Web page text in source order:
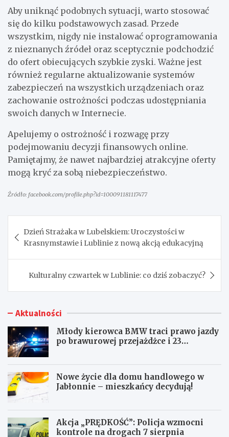
Aby uniknąć podobnych sytuacji, warto stosować
się do kilku podstawowych zasad. Przede
wszystkim, nigdy nie instalować oprogramowania
z nieznanych źródeł oraz sceptycznie podchodzić
do ofert obiecujących szybkie zyski. Ważne jest
również regularne aktualizowanie systemów
zabezpieczeń na wszystkich urządzeniach oraz
zachowanie ostrożności podczas udostępniania
swoich danych w Internecie.
Apelujemy o ostrożność i rozwagę przy
podejmowaniu decyzji finansowych online.
Pamiętajmy, że nawet najbardziej atrakcyjne oferty
mogą kryć za sobą niebezpieczeństwo.
Źródło: facebook.com/profile.php?id=100091181117477
wpisu
Dzień Strażaka w Lubelskiem: Uroczystości w
Krasnymstawie i Lublinie z nową akcją edukacyjną
Kulturalny czwartek w Lublinie: co dziś zobaczyć?
Aktualności
Młody kierowca BMW traci prawo jazdy
po brawurowej przejażdżce i 23
Nowe życie dla domu handlowego w
Jabłonnie – mieszkańcy decydują!
Akcja „PRĘDKOŚĆ”: Policja wzmocni
kontrole na drogach 7 sierpnia